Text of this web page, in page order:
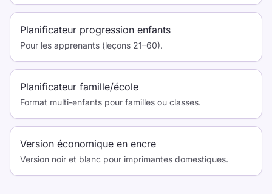
Planificateur progression enfants
Pour les apprenants (leçons 21–60).
Planificateur famille/école
Format multi-enfants pour familles ou classes.
Version économique en encre
Version noir et blanc pour imprimantes domestiques.